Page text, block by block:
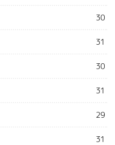
30
31
30
31
29
31